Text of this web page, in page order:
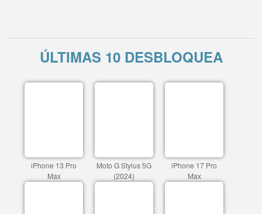
ÚLTIMAS 10 DESBLOQUEA
iPhone 13 Pro
Max
Moto G Stylus 5G
(2024)
iPhone 17 Pro
Max